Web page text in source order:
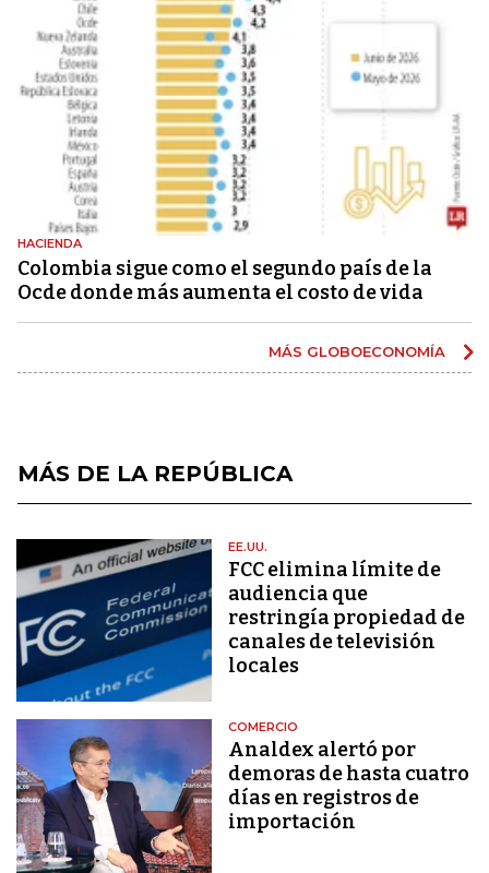
HACIENDA
Colombia sigue como el segundo país de la
Ocde donde más aumenta el costo de vida
MÁS GLOBOECONOMÍA
MÁS DE LA REPÚBLICA
EE.UU.
FCC elimina límite de
audiencia que
restringía propiedad de
canales de televisión
locales
COMERCIO
Analdex alertó por
demoras de hasta cuatro
días en registros de
importación